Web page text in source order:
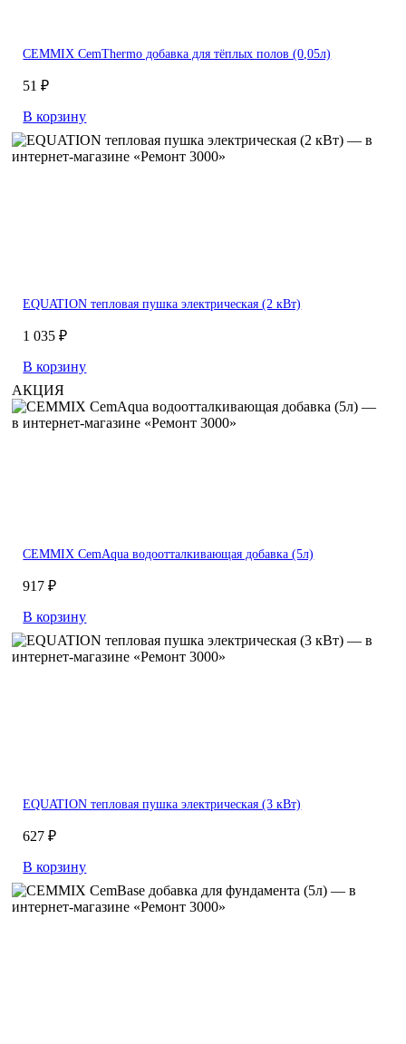
CEMMIX CemThermo добавка для тёплых полов (0,05л)
51 ₽
В корзину
EQUATION тепловая пушка электрическая (2 кВт)
1 035 ₽
В корзину
АКЦИЯ
CEMMIX CemAqua водоотталкивающая добавка (5л)
917 ₽
В корзину
EQUATION тепловая пушка электрическая (3 кВт)
627 ₽
В корзину